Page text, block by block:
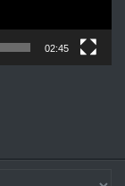
02:45